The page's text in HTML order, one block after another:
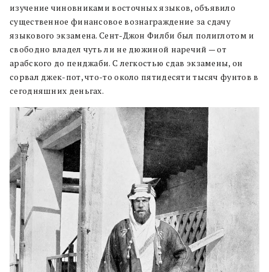
изучение чиновниками восточных языков, объявило
существенное финансовое вознаграждение за сдачу
языкового экзамена. Сент-Джон Филби был полиглотом и
свободно владел чуть ли не дюжиной наречий — от
арабского до пенджаби. С легкостью сдав экзамены, он
сорвал джек-пот, что-то около пятидесяти тысяч фунтов в
сегодняшних деньгах.